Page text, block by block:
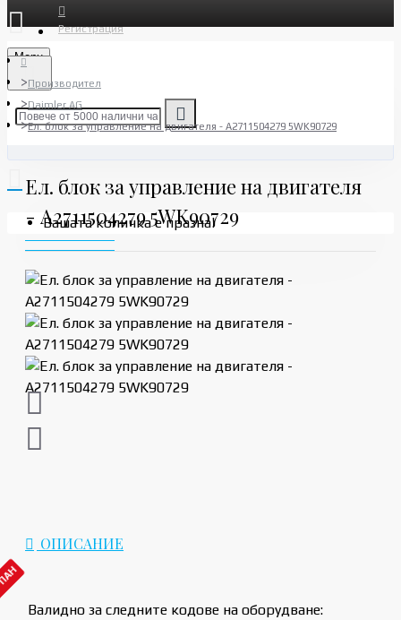
Регистрация
Menu
Вашата количка е празна!
Производител
Daimler AG
Ел. блок за управление на двигателя - A2711504279 5WK90729
Ел. блок за управление на двигателя
- A2711504279 5WK90729
ОПИСАНИЕ
Валидно за следните кодове на оборудване: